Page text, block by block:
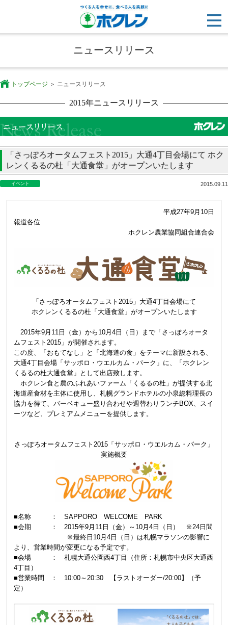
ニュースリリース
トップページ ニュースリリース
2015年ニュースリリース
「さっぽろオータムフェスト2015」大通4丁目会場にて ホク
レンくるるの杜「大通食堂」がオープンいたします
イベント 2015.09.11
平成27年9月10日
報道各位
ホクレン農業協同組合連合会
「さっぽろオータムフェスト2015」大通4丁目会場にて
ホクレンくるるの杜「大通食堂」がオープンいたします
2015年9月11日（金）から10月4日（日）まで「さっぽろオータ
ムフェスト2015」が開催されます。
この度、「おもてなし」と「北海道の食」をテーマに新設される、
大通4丁目会場「サッポロ・ウエルカム・パーク」に、「ホクレン
くるるの杜大通食堂」として出店致します。
ホクレン食と農のふれあいファーム「くるるの杜」が提供する北
海道産食材を主体に使用し、札幌グランドホテルの小泉総料理長の
協力を得て、バーベキュー盛り合わせや週替わりランチBOX、スイ
ーツなど、プレミアムメニューを提供します。
さっぽろオータムフェスト2015「サッポロ・ウエルカム・パーク」
実施概要
■名称 ： SAPPORO WELCOME PARK
■会期 ： 2015年9月11日（金）～10月4日（日） ※24日間
※最終日10月4日（日）は札幌マラソンの影響に
より、営業時間が変更になる予定です。
■会場 ： 札幌大通公園西4丁目（住所：札幌市中央区大通西
4丁目）
■営業時間 ： 10:00～20:30 【ラストオーダー/20:00】（予
定）